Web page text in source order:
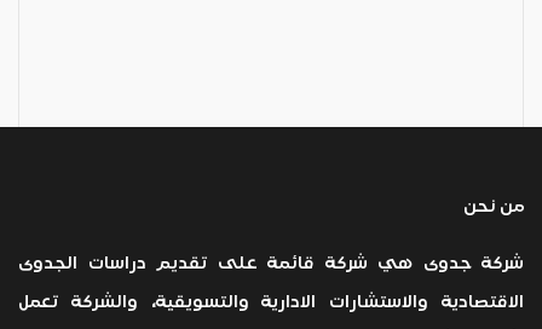
من نحن
شركة جدوى هي شركة قائمة على تقديم دراسات الجدوى
الاقتصادية والاستشارات الادارية والتسويقية، والشركة تعمل